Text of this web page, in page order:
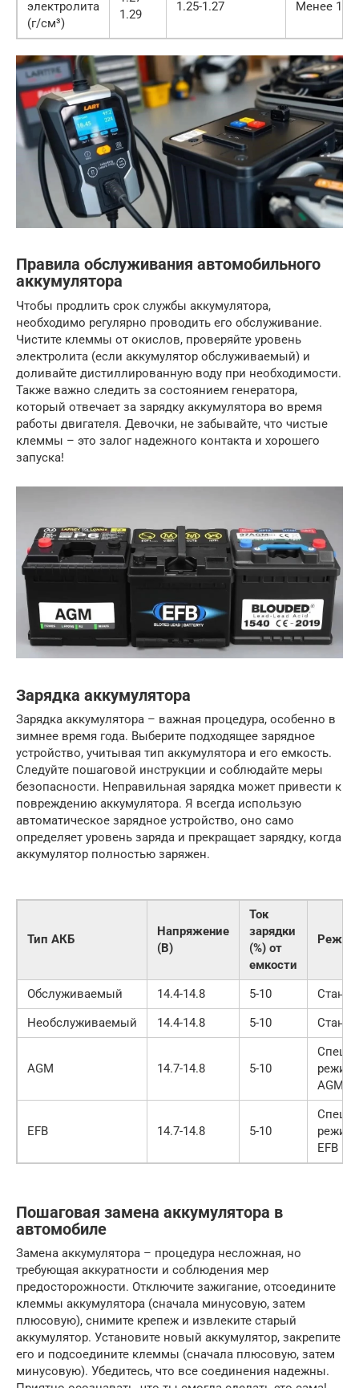
электролита
(г/см³)
1.29
1.25-1.27 Менее 1.25
Правила обслуживания автомобильного
аккумулятора
Чтобы продлить срок службы аккумулятора,
необходимо регулярно проводить его обслуживание.
Чистите клеммы от окислов, проверяйте уровень
электролита (если аккумулятор обслуживаемый) и
доливайте дистиллированную воду при необходимости.
Также важно следить за состоянием генератора,
который отвечает за зарядку аккумулятора во время
работы двигателя. Девочки, не забывайте, что чистые
клеммы – это залог надежного контакта и хорошего
запуска!
Зарядка аккумулятора
Зарядка аккумулятора – важная процедура, особенно в
зимнее время года. Выберите подходящее зарядное
устройство, учитывая тип аккумулятора и его емкость.
Следуйте пошаговой инструкции и соблюдайте меры
безопасности. Неправильная зарядка может привести к
повреждению аккумулятора. Я всегда использую
автоматическое зарядное устройство, оно само
определяет уровень заряда и прекращает зарядку, когда
аккумулятор полностью заряжен.
Тип АКБ
Напряжение
(В)
Ток
зарядки
(%) от
емкости
Режим
Обслуживаемый 14.4-14.8 5-10
Необслуживаемый
14.4-14.8 5-10
AGM 14.7-14.8 5-10
режим
AGM
EFB 14.7-14.8 5-10
режим
EFB
Пошаговая замена аккумулятора в
автомобиле
Замена аккумулятора – процедура несложная, но
требующая аккуратности и соблюдения мер
предосторожности. Отключите зажигание, отсоедините
клеммы аккумулятора (сначала минусовую, затем
плюсовую), снимите крепеж и извлеките старый
аккумулятор. Установите новый аккумулятор, закрепите
его и подсоедините клеммы (сначала плюсовую, затем
минусовую). Убедитесь, что все соединения надежны.